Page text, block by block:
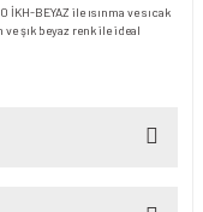
BEYAZ ile ısınma ve sıcak
şık beyaz renk ile ideal